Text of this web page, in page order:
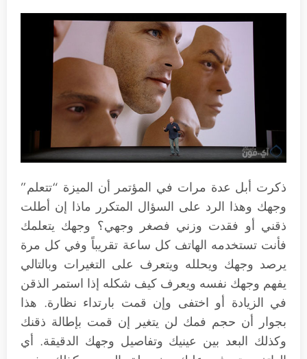
ذكرت أبل عدة مرات في المؤتمر أن الميزة “تتعلم”
وجهك وهذا الرد على السؤال المتكرر ماذا إن أطلت
ذقني أو فقدت وزني فصغر وجهي؟ وجهك يتعلمك
فأنت تستخدمه الهاتف كل ساعة تقريباً وفي كل مرة
يرصد وجهك ويحلله ويتعرف على التغيرات وبالتالي
يفهم وجهك نفسه ويعرف كيف شكله إذا استمر الذقن
في الزيادة أو اختفى وإن قمت بارتداء نظارة. هذا
بجوار أن حجم فمك لن يتغير إن قمت بإطالة ذقنك
وكذلك البعد بين عينيك وتفاصيل وجهك الدقيقة. أي